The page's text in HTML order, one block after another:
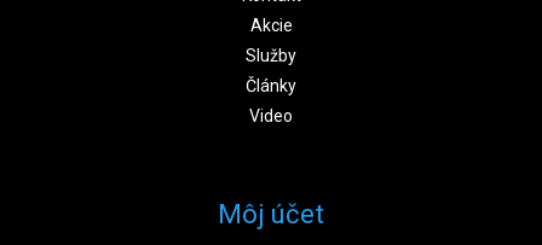
Akcie
Služby
Články
Video
Môj účet